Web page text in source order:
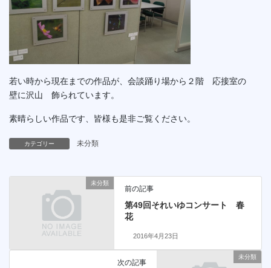
若い時から現在までの作品が、会談踊り場から２階 応接室の
壁に沢山 飾られています。
素晴らしい作品です、皆様も是非ご覧ください。
カテゴリー 未分類
未分類
前の記事
第49回それいゆコンサート 春
花
2016年4月23日
未分類
次の記事